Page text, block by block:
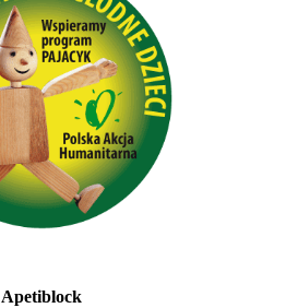
Apetiblock